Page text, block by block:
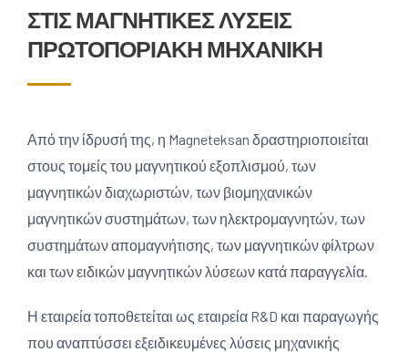
ΣΤΙΣ ΜΑΓΝΗΤΙΚΈΣ ΛΎΣΕΙΣ
ΠΡΩΤΟΠΟΡΙΑΚΉ ΜΗΧΑΝΙΚΉ
Από την ίδρυσή της, η Magneteksan δραστηριοποιείται
στους τομείς του μαγνητικού εξοπλισμού, των
μαγνητικών διαχωριστών, των βιομηχανικών
μαγνητικών συστημάτων, των ηλεκτρομαγνητών, των
συστημάτων απομαγνήτισης, των μαγνητικών φίλτρων
και των ειδικών μαγνητικών λύσεων κατά παραγγελία.
Η εταιρεία τοποθετείται ως εταιρεία R&D και παραγωγής
που αναπτύσσει εξειδικευμένες λύσεις μηχανικής